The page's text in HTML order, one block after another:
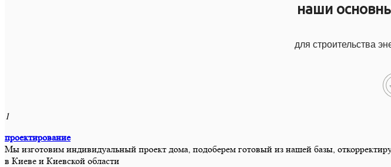
наши
для строительства
1
проектирование
Мы изготовим индивидуальный проект дома, подоберем готовый из нашей базы,
в Киеве и Киевской области